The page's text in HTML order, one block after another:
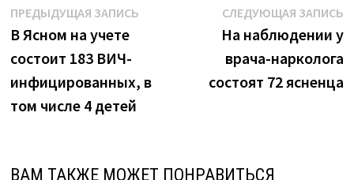
Навигация
по
записям
ПРЕДЫДУЩАЯ ЗАПИСЬПредыдущая
В Ясном на учете
состоит 183 ВИЧ-
инфицированных, в
том числе 4 детей
СЛЕДУЮЩАЯ ЗАПИСЬ
На наблюдении у
врача-нарколога
состоят 72 ясненца
ВАМ ТАКЖЕ МОЖЕТ ПОНРАВИТЬСЯ